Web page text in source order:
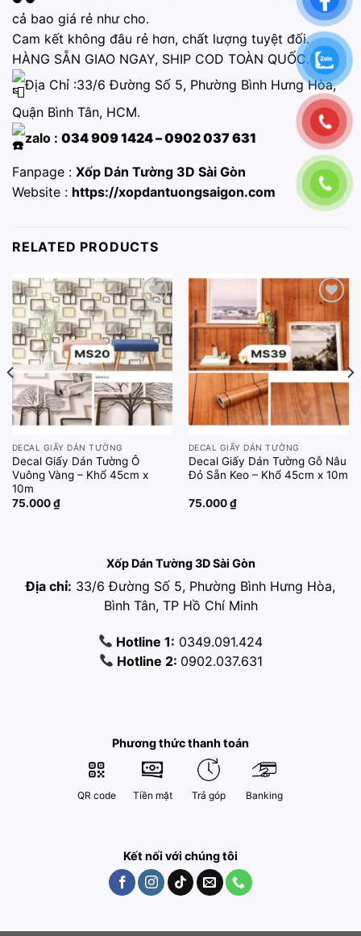
cả bao giá rẻ như cho.
Cam kết không đâu rẻ hơn, chất lượng tuyệt đối.
HÀNG SẴN GIAO NGAY, SHIP COD TOÀN QUỐC.
Địa Chỉ :33/6 Đường Số 5, Phường Bình Hưng Hòa,
Quận Bình Tân, HCM.
zalo : 034 909 1424 – 0902 037 631
Fanpage : Xốp Dán Tường 3D Sài Gòn
Website : https://xopdantuongsaigon.com
RELATED PRODUCTS
Add to
wishlist
DECAL GIẤY DÁN TƯỜNG
Decal Giấy Dán Tường Ô
Vuông Vàng – Khổ 45cm x
10m
75.000₫
Add to
wishlist
DECAL GIẤY DÁN TƯỜNG
Decal Giấy Dán Tường Gỗ Nâu
Đỏ Sẵn Keo – Khổ 45cm x 10m
75.000₫
Xốp Dán Tường 3D Sài Gòn
Địa chỉ: 33/6 Đường Số 5, Phường Bình Hưng Hòa,
Bình Tân, TP Hồ Chí Minh
Hotline 1: 0349.091.424
Hotline 2: 0902.037.631
Phương thức thanh toán
QR code Tiền mặt Trả góp Banking
Kết nối với chúng tôi